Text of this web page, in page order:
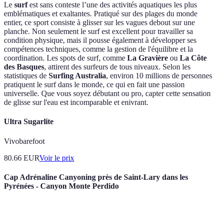
Le surfest sans conteste l’une des activités aquatiques les plus
emblématiques et exaltantes. Pratiqué sur des plages du monde
entier, ce sport consiste à glisser sur les vagues debout sur une
planche. Non seulement le surf est excellent pour travailler sa
condition physique, mais il pousse également à développer ses
compétences techniques, comme la gestion de l'équilibre et la
coordination. Les spots de surf, comme La Gravière ou La Côte
des Basques, attirent des surfeurs de tous niveaux. Selon les
statistiques de Surfing Australia, environ 10 millions de personnes
pratiquent le surf dans le monde, ce qui en fait une passion
universelle. Que vous soyez débutant ou pro, capter cette sensation
de glisse sur l'eau est incomparable et enivrant.
Ultra Sugarlite
Vivobarefoot
80.66 EURVoir le prix
Cap Adrénaline Canyoning près de Saint-Lary dans les
Pyrénées - Canyon Monte Perdido